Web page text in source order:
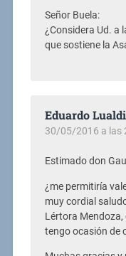
Señor Buela:
¿Considera Ud. a
que sostiene la
Eduardo Lualdi
30/05/2016 a las
Estimado don
¿me permitiría
muy cordial
Lértora Mendoza,
tengo ocasión de